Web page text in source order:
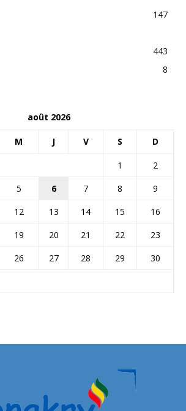
147
443
8
août 2026
M J V S D
1
2
5 6 7 8
9
12 13 14 15
16
19 20 21 22
23
26 27 28 29
30